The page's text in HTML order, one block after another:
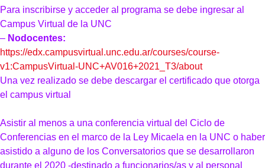
Para inscribirse y acceder al programa se debe ingresar al
Campus Virtual de la UNC
– Nodocentes:
https://edx.campusvirtual.unc.edu.ar/courses/course-
v1:CampusVirtual-UNC+AV016+2021_T3/about
Una vez realizado se debe descargar el certificado que otorga
el campus virtual
Asistir al menos a una conferencia virtual del Ciclo de
Conferencias en el marco de la Ley Micaela en la UNC o haber
asistido a alguno de los Conversatorios que se desarrollaron
durante el 2020 -destinado a funcionarios/as y al personal